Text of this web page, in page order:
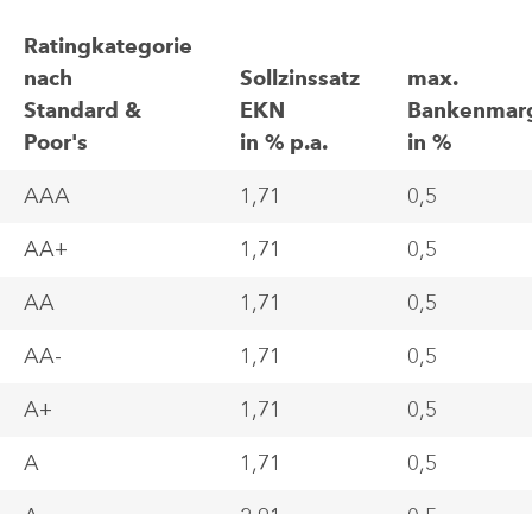
Ratingkategorie
nach
Standard &
Poor's
Sollzinssatz
EKN
in % p.a.
max.
in %
AAA 1,71 0,5
AA+ 1,71 0,5
AA 1,71 0,5
AA- 1,71 0,5
A+ 1,71 0,5
A 1,71 0,5